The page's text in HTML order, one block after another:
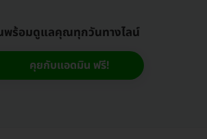
พร้อมดูแลคุณทุกวันทางไลน์
คุยกับแอดมิน ฟรี!